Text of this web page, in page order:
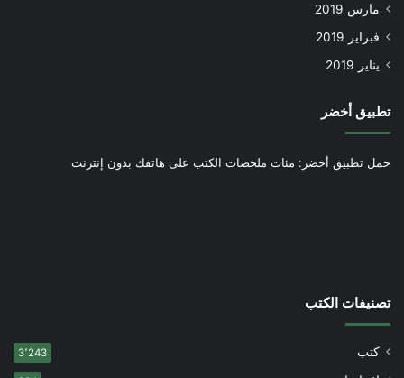
مارس 2019
فبراير 2019
يناير 2019
تطبيق أخضر
حمل تطبيق أخضر: مئات ملخصات الكتب على هاتفك بدون إنترنت
تصنيفات الكتب
كتب 3٬243